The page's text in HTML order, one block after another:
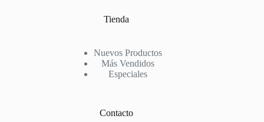
Tienda
Nuevos Productos
Más Vendidos
Especiales
Contacto